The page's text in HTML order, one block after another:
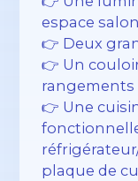
espace
👉 Deux
👉 Un
rangements
👉 Une
plaque de